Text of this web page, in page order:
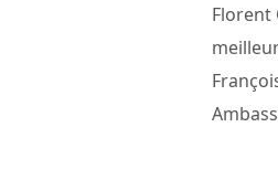
Florent